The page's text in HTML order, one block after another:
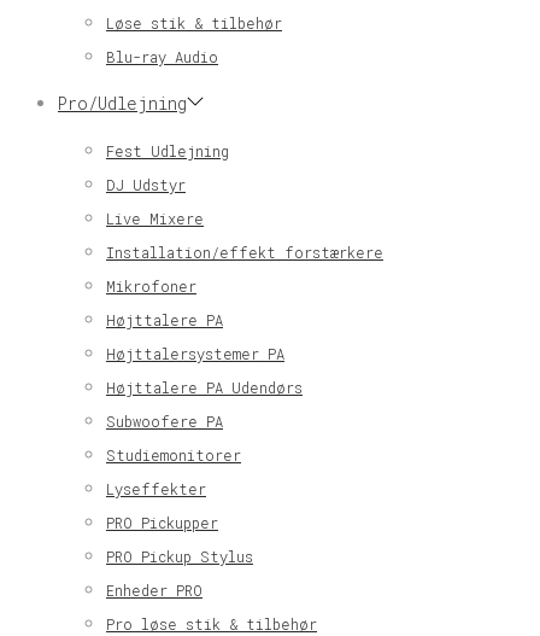
Løse stik & tilbehør
Blu-ray Audio
Pro/Udlejning
Fest Udlejning
DJ Udstyr
Live Mixere
Installation/effekt forstærkere
Mikrofoner
Højttalere PA
Højttalersystemer PA
Højttalere PA Udendørs
Subwoofere PA
Studiemonitorer
Lyseffekter
PRO Pickupper
PRO Pickup Stylus
Enheder PRO
Pro løse stik & tilbehør